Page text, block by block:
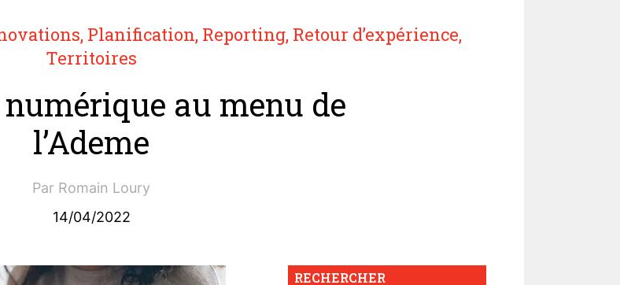
, Planification, Reporting, Retour d’expérience,
Territoires
au menu de
l’Ademe
Par Romain Loury
14/04/2022
RECHERCHER